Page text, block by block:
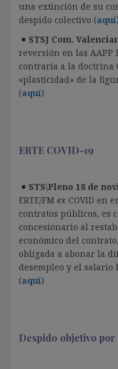
una extinción de su
despido colectivo (aquí)
STSJ Com.
reversión en las AAPP
contraria a la doctrina
«plasticidad» de la
(aquí)
ERTE COVID-19
STS\Pleno 18 de
ERTE/FM ex COVID en
contratos públicos, es
concesionario al
económico del
obligada a abonar la
desempleo y el
(aquí)
Despido objetivo